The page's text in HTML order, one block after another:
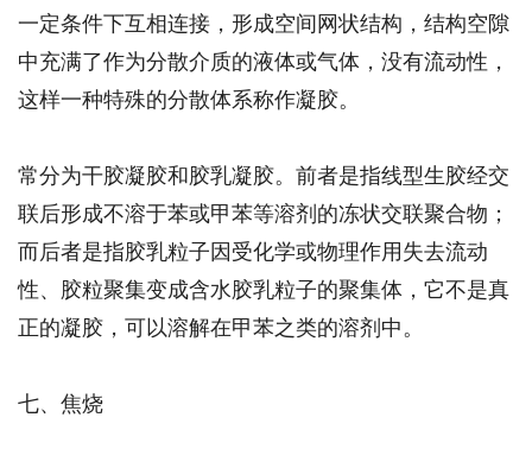
一定条件下互相连接，形成空间网状结构，结构空隙
中充满了作为分散介质的液体或气体，没有流动性，
这样一种特殊的分散体系称作凝胶。
常分为干胶凝胶和胶乳凝胶。前者是指线型生胶经交
联后形成不溶于苯或甲苯等溶剂的冻状交联聚合物；
而后者是指胶乳粒子因受化学或物理作用失去流动
性、胶粒聚集变成含水胶乳粒子的聚集体，它不是真
正的凝胶，可以溶解在甲苯之类的溶剂中。
七、焦烧